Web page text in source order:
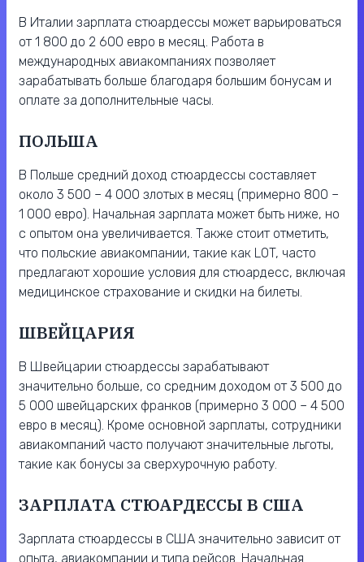
В Италии зарплата стюардессы может варьироваться
от 1 800 до 2 600 евро в месяц. Работа в
международных авиакомпаниях позволяет
зарабатывать больше благодаря большим бонусам и
оплате за дополнительные часы.
ПОЛЬША
В Польше средний доход стюардессы составляет
около 3 500 – 4 000 злотых в месяц (примерно 800 –
1 000 евро). Начальная зарплата может быть ниже, но
с опытом она увеличивается. Также стоит отметить,
что польские авиакомпании, такие как LOT, часто
предлагают хорошие условия для стюардесс, включая
медицинское страхование и скидки на билеты.
ШВЕЙЦАРИЯ
В Швейцарии стюардессы зарабатывают
значительно больше, со средним доходом от 3 500 до
5 000 швейцарских франков (примерно 3 000 – 4 500
евро в месяц). Кроме основной зарплаты, сотрудники
авиакомпаний часто получают значительные льготы,
такие как бонусы за сверхурочную работу.
ЗАРПЛАТА СТЮАРДЕССЫ В США
Зарплата стюардессы в США значительно зависит от
опыта, авиакомпании и типа рейсов. Начальная